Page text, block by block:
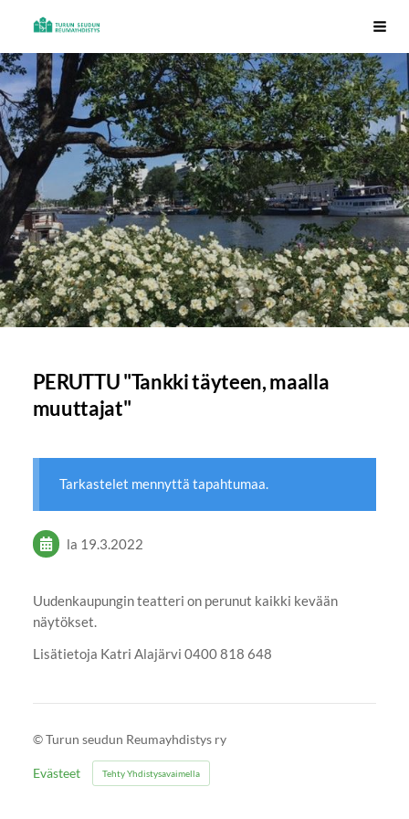
Siirry
sisältöön
Turun seudun Reumayhdistys ry
PERUTTU "Tankki täyteen, maalla
muuttajat"
Tarkastelet mennyttä tapahtumaa.
la 19.3.2022
Uudenkaupungin teatteri on perunut kaikki kevään
näytökset.
Lisätietoja Katri Alajärvi 0400 818 648
©Turun seudun Reumayhdistys ry
Evästeet Tehty Yhdistysavaimella